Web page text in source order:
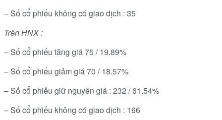
– Số cổ phiếu không có giao dịch : 35
Trên HNX :
– Số cổ phiếu tăng giá 75 / 19.89%
– Số cổ phiếu giảm giá 70 / 18.57%
– Số cổ phiếu giữ nguyên giá : 232 / 61.54%
– Số cổ phiếu không có giao dịch : 166